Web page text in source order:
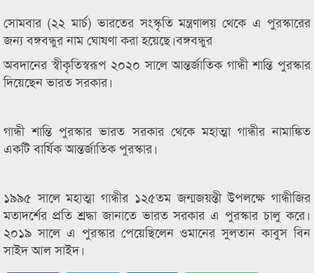
সোমবার (২২ মার্চ) ভারতের সংস্কৃতি মন্ত্রণালয় থেকে এ পুরস্কারের
জন্য বঙ্গবন্ধুর নাম ঘোষণা করা হয়েছে।বঙ্গবন্ধুর
অবদানের স্বীকৃতিস্বরূপ ২০২০ সালে আন্তর্জাতিক গান্ধী শান্তি পুরস্কার
দিয়েছেন ভারত সরকার।
গান্ধী শান্তি পুরস্কার ভারত সরকার থেকে মহাত্মা গান্ধীর নামাঙ্কিত
একটি বার্ষিক আন্তর্জাতিক পুরস্কার।
১৯৯৫ সালে মহাত্মা গান্ধীর ১২৫তম জন্মজয়ন্তী উপলক্ষে গান্ধীজির
মতাদর্শের প্রতি শ্রদ্ধা জানাতে ভারত সরকার এ পুরস্কার চালু করে।
২০১৯ সালে এ পুরস্কার পেয়েছিলেন ওমানের সুলতান কাবুস বিন
সাইদ আল সাইদ।